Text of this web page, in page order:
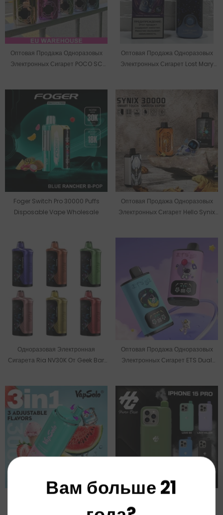
Оптовая Продажа Одноразовых
Электронных Сигарет POCO SC
Оптовая Продажа Одноразовых
Электронных Сигарет Lost Mary
Foger Switch Pro 30000 Puffs
Disposable Vape Wholesale
Оптовая Продажа Одноразовых
Электронных Сигарет Hello Synix
Одноразовая Электронная
Сигарета Ria NV30K От Geek Bar,
Оптовая Продажа Одноразовых
Электронных Сигарет ETS Dual
Одноразовая Электронная
Вам больше 21